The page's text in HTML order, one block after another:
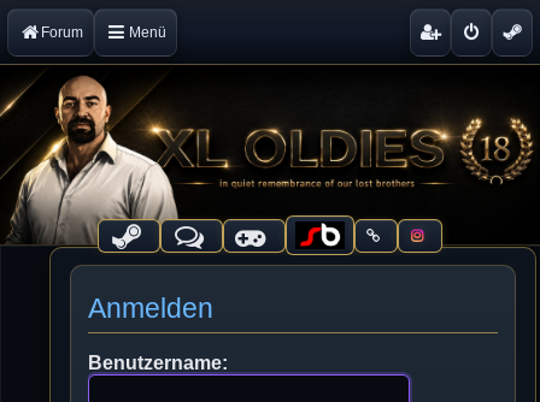
Forum Menü
Anmelden
Benutzername: